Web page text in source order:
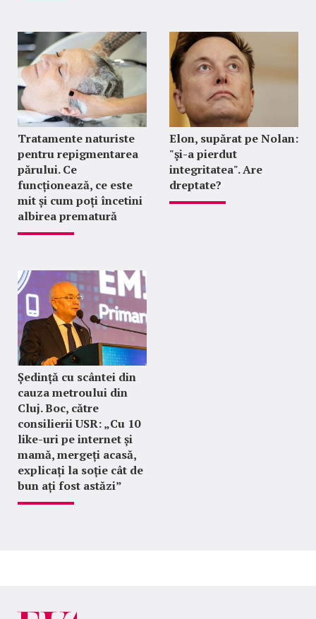
Tratamente naturiste
pentru repigmentarea
părului. Ce
funcționează, ce este
mit și cum poți încetini
albirea prematură
Elon, supărat pe Nolan:
"şi-a pierdut
integritatea". Are
dreptate?
Ședință cu scântei din
cauza metroului din
Cluj. Boc, către
consilierii USR: „Cu 10
like-uri pe internet și
mamă, mergeți acasă,
explicați la soție cât de
bun ați fost astăzi”